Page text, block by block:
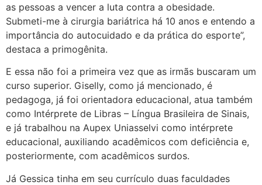
as pessoas a vencer a luta contra a obesidade.
Submeti-me à cirurgia bariátrica há 10 anos e entendo a
importância do autocuidado e da prática do esporte”,
destaca a primogênita.
E essa não foi a primeira vez que as irmãs buscaram um
curso superior. Giselly, como já mencionado, é
pedagoga, já foi orientadora educacional, atua também
como Intérprete de Libras – Língua Brasileira de Sinais,
e já trabalhou na Aupex Uniasselvi como intérprete
educacional, auxiliando acadêmicos com deficiência e,
posteriormente, com acadêmicos surdos.
Já Gessica tinha em seu currículo duas faculdades